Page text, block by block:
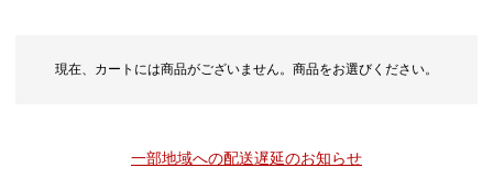
現在、カートには商品がございません。商品をお選びください。
一部地域への配送遅延のお知らせ